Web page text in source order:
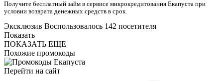
Получите бесплатный займ в сервисе микрокредитования Екапуста при
условии возврата денежных средств в срок.
Эксклюзив Воспользовалось 142 посетителя
Показать
ПОКАЗАТЬ ЕЩЕ
Похожие промокоды
Перейти на сайт